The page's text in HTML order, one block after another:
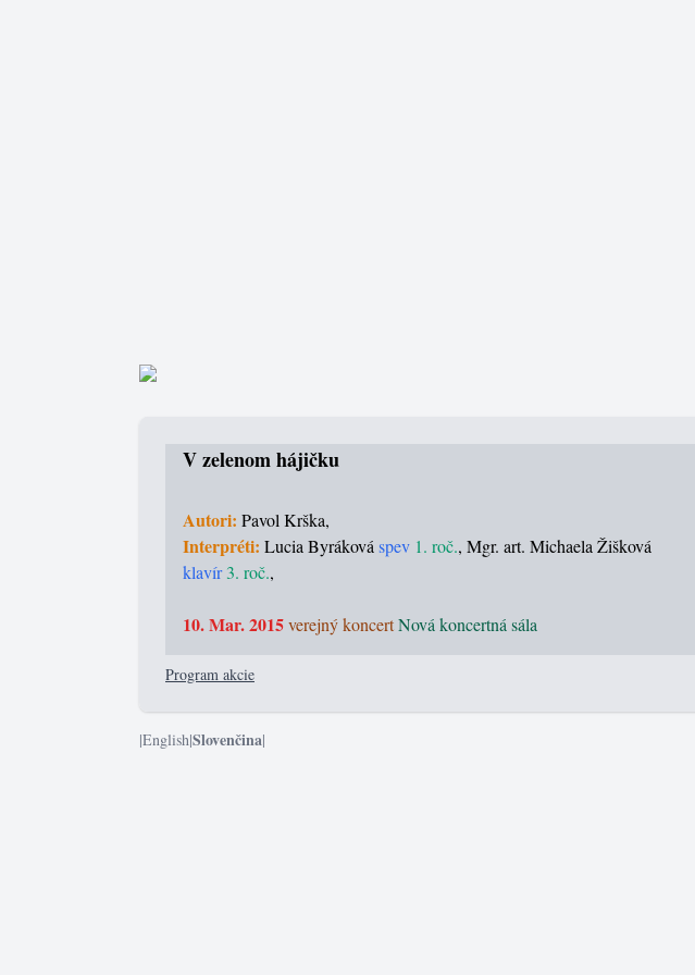
V zelenom hájičku
Autori: Pavol Krška,
Interpréti: Lucia Byráková spev 1. roč., Mgr. art. Michaela Žišková
klavír 3. roč.,
10. Mar. 2015verejný koncertNová koncertná sála
Program akcie
|English|Slovenčina|